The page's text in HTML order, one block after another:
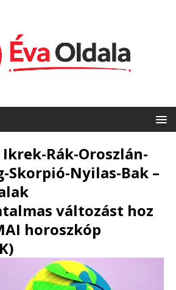
Ikrek-Rák-Oroszlán-
Skorpió-Nyilas-Bak –
változást hoz
horoszkóp